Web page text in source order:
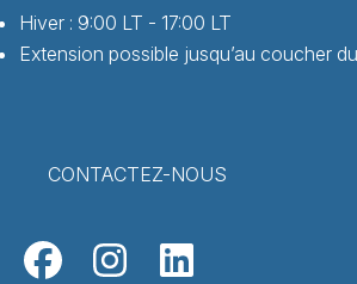
Hiver : 9:00 LT - 17:00 LT
Extension possible jusqu’au coucher
CONTACTEZ-NOUS